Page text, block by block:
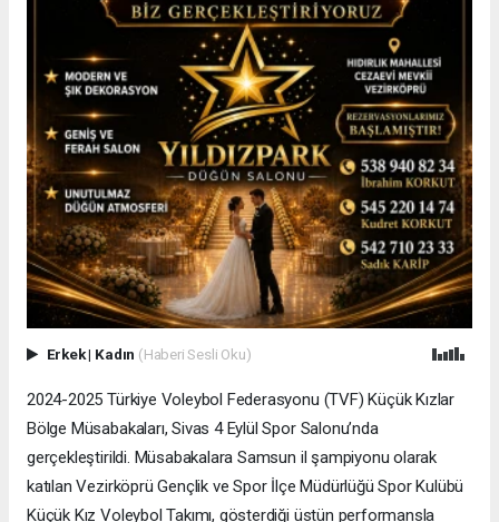
Erkek| Kadın (Haberi Sesli Oku)
2024-2025 Türkiye Voleybol Federasyonu (TVF) Küçük Kızlar
Bölge Müsabakaları, Sivas 4 Eylül Spor Salonu’nda
gerçekleştirildi. Müsabakalara Samsun il şampiyonu olarak
katılan Vezirköprü Gençlik ve Spor İlçe Müdürlüğü Spor Kulübü
Küçük Kız Voleybol Takımı, gösterdiği üstün performansla